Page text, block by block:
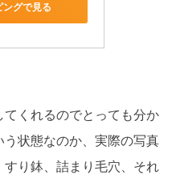
グで見る
くれるのでとっても分か
う状態なのか、実際の写真
り鉢、詰まり毛穴、それ